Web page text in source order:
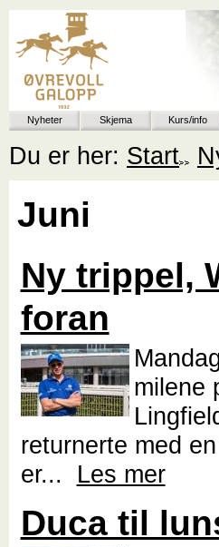
Nyheter Skjema Kurs/info
Du er her: Start
Juni
Ny trippel,
foran
milene
returnerte med
er... Les mer
Duca til